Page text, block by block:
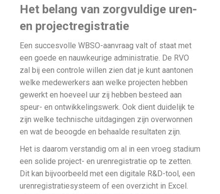
Het belang van zorgvuldige uren-
en projectregistratie
Een succesvolle WBSO-aanvraag valt of staat met
een goede en nauwkeurige administratie. De RVO
zal bij een controle willen zien dat je kunt aantonen
welke medewerkers aan welke projecten hebben
gewerkt en hoeveel uur zij hebben besteed aan
speur- en ontwikkelingswerk. Ook dient duidelijk te
zijn welke technische uitdagingen zijn overwonnen
en wat de beoogde en behaalde resultaten zijn.
Het is daarom verstandig om al in een vroeg stadium
een solide project- en urenregistratie op te zetten.
Dit kan bijvoorbeeld met een digitale R&D-tool, een
urenregistratiesysteem of een overzicht in Excel.